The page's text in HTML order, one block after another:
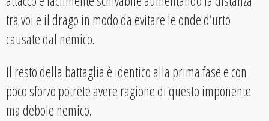
tra voi e il drago in modo da evitare le onde d’urto
causate dal nemico.
Il resto della battaglia è identico alla prima fase e con
poco sforzo potrete avere ragione di questo imponente
ma debole nemico.